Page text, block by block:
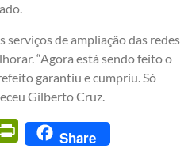
serviços de ampliação das redes
“Agora está sendo feito o
garantiu e cumpriu. Só
Gilberto Cruz.
PrintFriendly
Share